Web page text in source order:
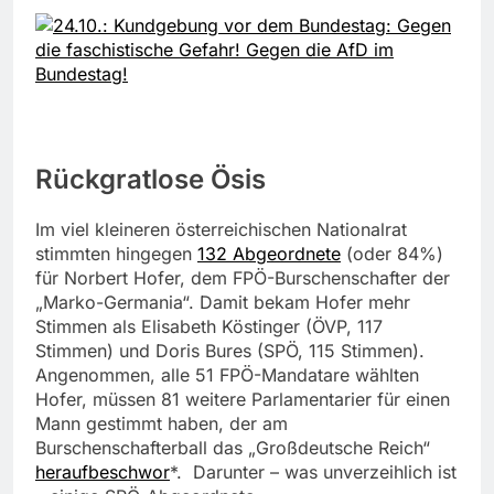
Rückgratlose Ösis
Im viel kleineren österreichischen Nationalrat
stimmten hingegen 132 Abgeordnete (oder 84%)
für Norbert Hofer, dem FPÖ-Burschenschafter der
„Marko-Germania“. Damit bekam Hofer mehr
Stimmen als Elisabeth Köstinger (ÖVP, 117
Stimmen) und Doris Bures (SPÖ, 115 Stimmen).
Angenommen, alle 51 FPÖ-Mandatare wählten
Hofer, müssen 81 weitere Parlamentarier für einen
Mann gestimmt haben, der am
Burschenschafterball das „Großdeutsche Reich“
heraufbeschwor*. Darunter – was unverzeihlich ist